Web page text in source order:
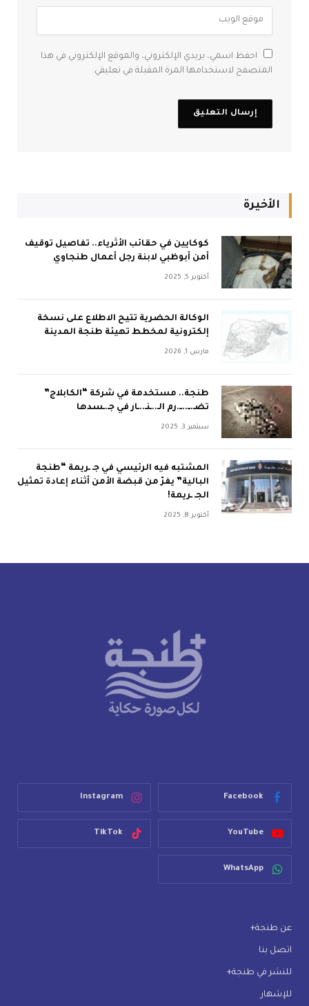
احفظ اسمي، بريدي الإلكتروني، والموقع الإلكتروني في هذا
المتصفح لاستخدامها المرة المقبلة في تعليقي.
الأخيرة
كوكايين في حقائب الأثرياء.. تفاصيل توقيف
أمن أبوظبي لابنة رجل أعمال طنجاوي
أكتوبر 5, 2025
الوكالة الحضرية تتيح الاطلاع على نسخة
إلكترونية لمخطط تهيئة طنجة المدينة
مارس 1, 2026
طنجة.. مستخدمة في شركة “الكابلاج”
تضـ.ــ..ــ.رم الـ..ـنـ..ـار في جـ.ـسدها
سبتمبر 3, 2025
المشتبه فيه الرئيسي في جـ ـريمة “طنجة
البالية” يفرّ من قبضة الأمن أثناء إعادة تمثيل
الجـ ـريمة!
أكتوبر 8, 2025
Facebook
Instagram
YouTube
TikTok
WhatsApp
عن طنجة+
اتصل بنا
للنشر في طنجة+
للإشهار